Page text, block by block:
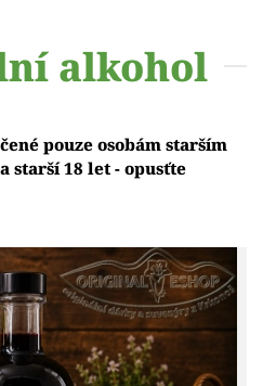
alkohol
pouze osobám starším
starší 18 let - opusťte